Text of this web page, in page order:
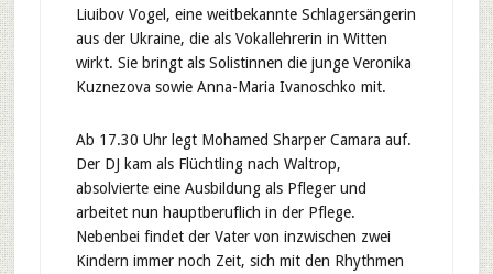
Liuibov Vogel, eine weitbekannte Schlagersängerin
aus der Ukraine, die als Vokallehrerin in Witten
wirkt. Sie bringt als Solistinnen die junge Veronika
Kuznezova sowie Anna-Maria Ivanoschko mit.
Ab 17.30 Uhr legt Mohamed Sharper Camara auf.
Der DJ kam als Flüchtling nach Waltrop,
absolvierte eine Ausbildung als Pfleger und
arbeitet nun hauptberuflich in der Pflege.
Nebenbei findet der Vater von inzwischen zwei
Kindern immer noch Zeit, sich mit den Rhythmen